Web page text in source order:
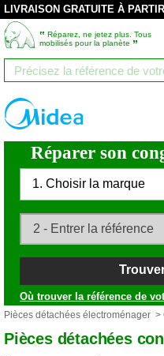
LIVRAISON GRATUITE À
‟ Réparez, ne jetez plus. Tous
mobilisés pour la planète ”
Réparer son
1. Choisir la marque
Où trouver la référence de
Pièces détachées électroménager >
Pièces détachées